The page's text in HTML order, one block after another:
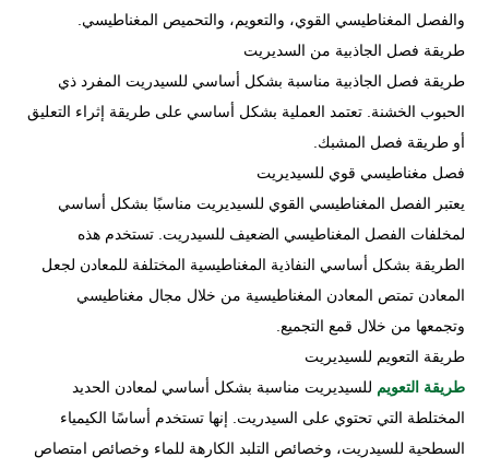
والفصل المغناطيسي القوي، والتعويم، والتحميص المغناطيسي.
طريقة فصل الجاذبية من السديريت
طريقة فصل الجاذبية مناسبة بشكل أساسي للسيدريت المفرد ذي
الحبوب الخشنة. تعتمد العملية بشكل أساسي على طريقة إثراء التعليق
أو طريقة فصل المشبك.
فصل مغناطيسي قوي للسيديريت
يعتبر الفصل المغناطيسي القوي للسيديريت مناسبًا بشكل أساسي
لمخلفات الفصل المغناطيسي الضعيف للسيدريت. تستخدم هذه
الطريقة بشكل أساسي النفاذية المغناطيسية المختلفة للمعادن لجعل
المعادن تمتص المعادن المغناطيسية من خلال مجال مغناطيسي
وتجمعها من خلال قمع التجميع.
طريقة التعويم للسيديريت
طريقة التعويم للسيديريت مناسبة بشكل أساسي لمعادن الحديد
المختلطة التي تحتوي على السيدريت. إنها تستخدم أساسًا الكيمياء
السطحية للسيدريت، وخصائص التلبد الكارهة للماء وخصائص امتصاص